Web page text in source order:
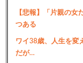
【悲報】「片親の女
つある
ワイ38歳、人生を変
だが…